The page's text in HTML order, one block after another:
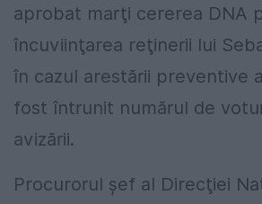
aprobat marţi cererea DNA
încuviinţarea reţinerii lui
în cazul arestării preventive
fost întrunit numărul de
avizării.
Procurorul şef al Direcţiei